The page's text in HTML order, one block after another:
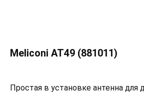
Meliconi AT49 (881011)
Простая в установке антенна для